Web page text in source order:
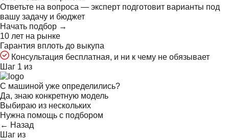
Ответьте на вопроса — эксперт подготовит варианты под
вашу задачу и бюджет
Начать подбор →
10 лет на рынке
Гарантия вплоть до выкупа
Консультация бесплатная, и ни к чему не обязывает
Шаг 1 из
С машиной уже определились?
Да, знаю конкретную модель
Выбираю из нескольких
Нужна помощь с подбором
← Назад
Шаг из